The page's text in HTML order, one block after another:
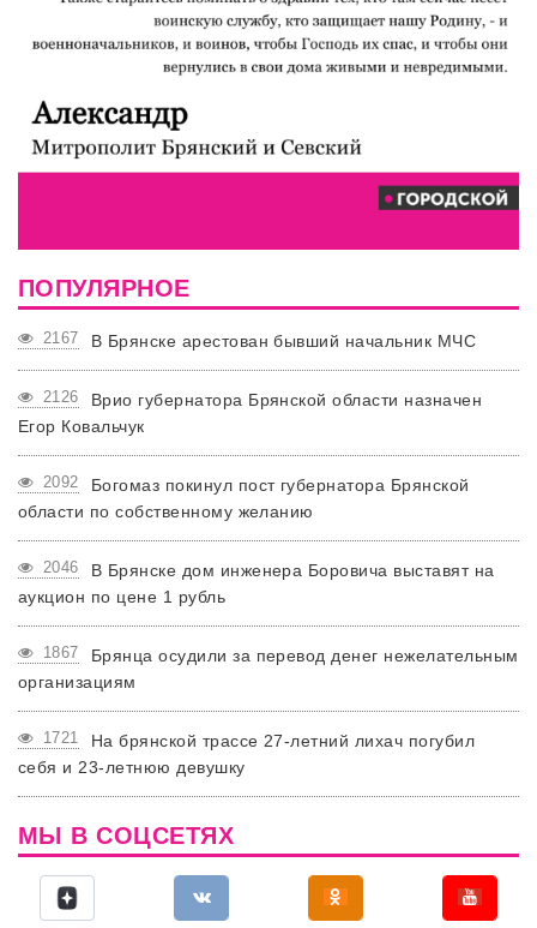
ПОПУЛЯРНОЕ
2167 В Брянске арестован бывший начальник МЧС
2126
Врио губернатора Брянской области назначен
Егор Ковальчук
2092
Богомаз покинул пост губернатора Брянской
области по собственному желанию
2046
В Брянске дом инженера Боровича выставят на
аукцион по цене 1 рубль
1867
Брянца осудили за перевод денег нежелательным
организациям
1721
На брянской трассе 27-летний лихач погубил
себя и 23-летнюю девушку
МЫ В СОЦСЕТЯХ